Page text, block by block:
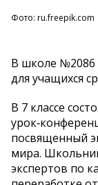
Фото: ru.freepik.com
В школе №2086
для учащихся
В 7 классе
посвященный
мира.
экспертов по